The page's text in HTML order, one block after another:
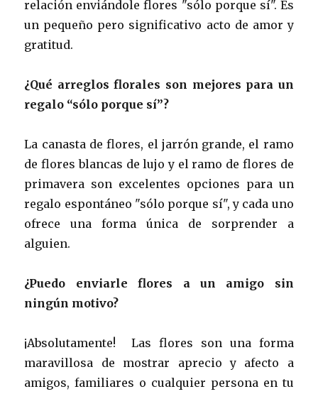
relación enviándole flores "sólo porque sí". Es
un pequeño pero significativo acto de amor y
gratitud.
¿Qué arreglos florales son mejores para un
regalo “sólo porque sí”?
La canasta de flores, el jarrón grande, el ramo
de flores blancas de lujo y el ramo de flores de
primavera son excelentes opciones para un
regalo espontáneo "sólo porque sí", y cada uno
ofrece una forma única de sorprender a
alguien.
¿Puedo enviarle flores a un amigo sin
ningún motivo?
¡Absolutamente! Las flores son una forma
maravillosa de mostrar aprecio y afecto a
amigos, familiares o cualquier persona en tu